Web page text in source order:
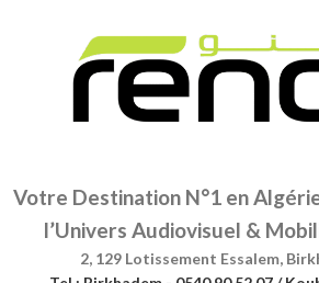
Votre Destination N°1 en
l’Univers Audiovisuel &
2, 129 Lotissement Essalem,